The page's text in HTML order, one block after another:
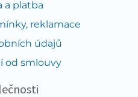
a platba
reklamace
údajů
od smlouvy